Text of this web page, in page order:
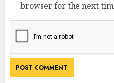
browser for the next